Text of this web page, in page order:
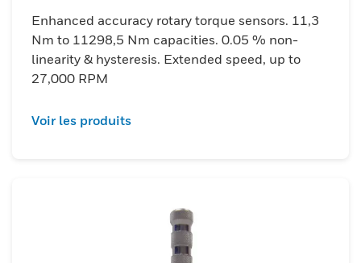
Enhanced accuracy rotary torque sensors. 11,3
Nm to 11298,5 Nm capacities. 0.05 % non-
linearity & hysteresis. Extended speed, up to
27,000 RPM
Voir les produits